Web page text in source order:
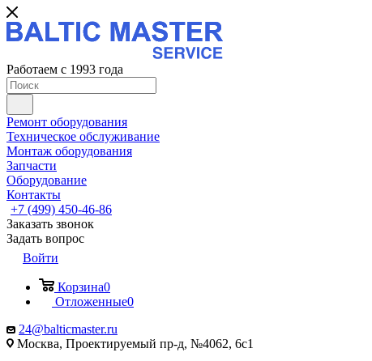
Работаем с 1993 года
Ремонт оборудования
Техническое обслуживание
Монтаж оборудования
Запчасти
Оборудование
Контакты
+7 (499) 450-46-86
Заказать звонок
Задать вопрос
Войти
Корзина0
Отложенные0
24@balticmaster.ru
Москва, Проектируемый пр-д, №4062, 6с1